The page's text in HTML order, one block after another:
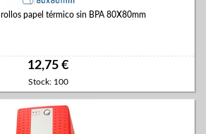
papel térmico sin BPA 80X80mm
12,75 €
Stock: 100